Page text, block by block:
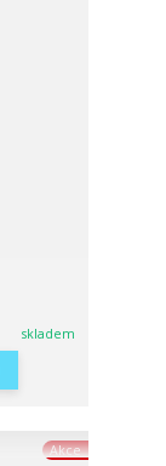
skladem
Akce